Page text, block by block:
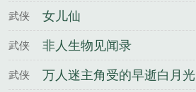
武侠 女儿仙
武侠 非人生物见闻录
武侠
万人迷主角受的早逝白月光